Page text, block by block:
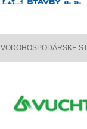
VODOHOSPODÁRSKE